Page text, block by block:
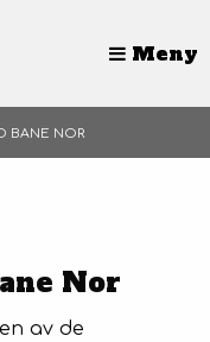
Meny
BANE NOR
Nor
av de